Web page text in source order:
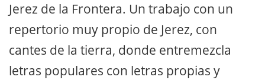
Jerez de la Frontera. Un trabajo con un
repertorio muy propio de Jerez, con
cantes de la tierra, donde entremezcla
letras populares con letras propias y